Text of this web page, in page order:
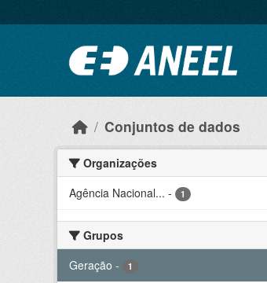
Conjuntos de dados
Organizações
Agência Nacional... - 1
Grupos
Geração - 1